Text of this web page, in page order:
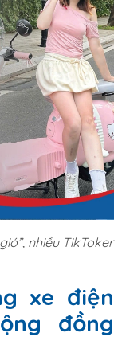
nhiều TikToker
xe điện
đồng